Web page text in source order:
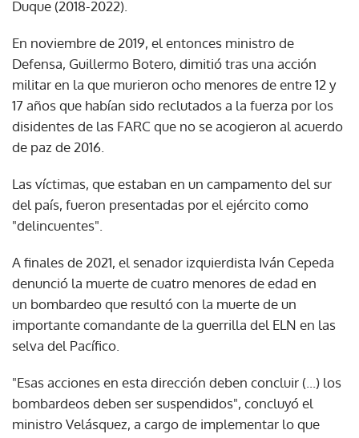
Duque (2018-2022).
En noviembre de 2019, el entonces ministro de
Defensa, Guillermo Botero, dimitió tras una acción
militar en la que murieron ocho menores de entre 12 y
17 años que habían sido reclutados a la fuerza por los
disidentes de las FARC que no se acogieron al acuerdo
de paz de 2016.
Las víctimas, que estaban en un campamento del sur
del país, fueron presentadas por el ejército como
"delincuentes".
A finales de 2021, el senador izquierdista Iván Cepeda
denunció la muerte de cuatro menores de edad en
un bombardeo que resultó con la muerte de un
importante comandante de la guerrilla del ELN en las
selva del Pacífico.
"Esas acciones en esta dirección deben concluir (...) los
bombardeos deben ser suspendidos", concluyó el
ministro Velásquez, a cargo de implementar lo que